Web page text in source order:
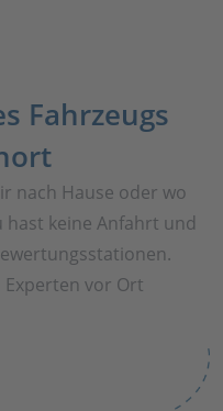
Fahrzeugs
nach Hause oder wo
hast keine Anfahrt und
Experten vor Ort